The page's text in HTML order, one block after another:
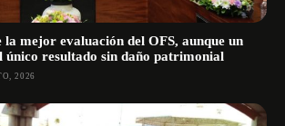
mejor evaluación del OFS, aunque un
único resultado sin daño patrimonial
2026